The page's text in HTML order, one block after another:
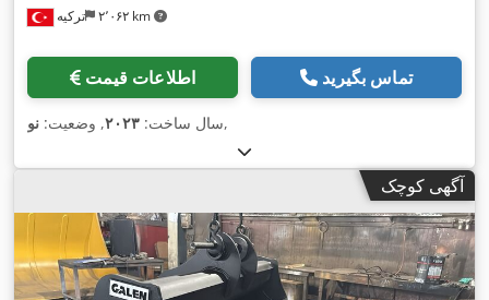
ترکیه ۲٬۰۶۲ km
اطلاعات قیمت تماس بگیرید
سال ساخت: ۲۰۲۳, وضعیت: نو ,
آگهی کوچک